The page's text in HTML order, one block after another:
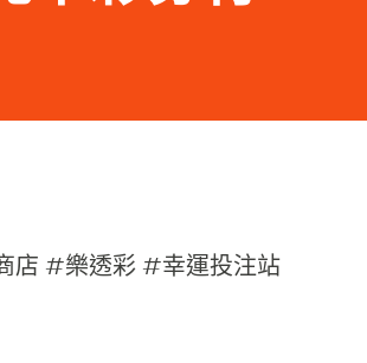
店 #樂透彩 #幸運投注站